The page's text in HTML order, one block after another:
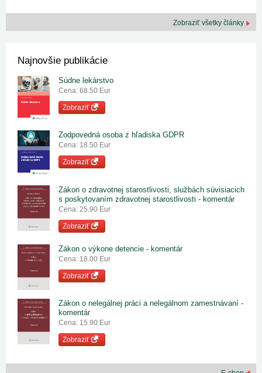
Zobraziť všetky články
Najnovšie publikácie
Súdne lekárstvo
Cena: 68.50 Eur
Zobraziť
Zodpovedná osoba z hľadiska GDPR
Cena: 18.50 Eur
Zobraziť
Zákon o zdravotnej starostlivosti, službách súvisiacich
s poskytovaním zdravotnej starostlivosti - komentár
Cena: 25.90 Eur
Zobraziť
Zákon o výkone detencie - komentár
Cena: 18.00 Eur
Zobraziť
Zákon o nelegálnej práci a nelegálnom zamestnávaní -
komentár
Cena: 15.90 Eur
Zobraziť